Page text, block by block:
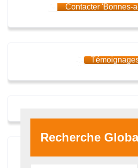
Contacter 'Bonnes-
Recherche